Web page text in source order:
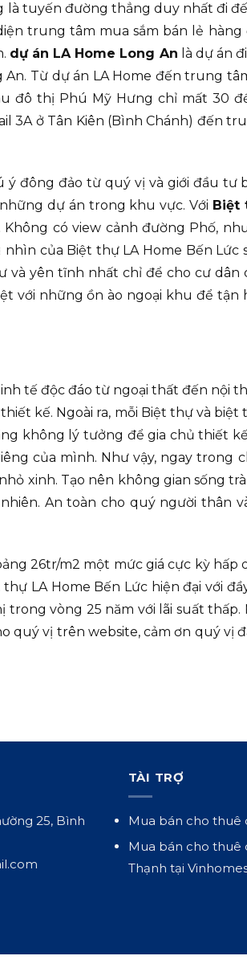
tuyến đường thẳng duy nhất đi
trung tâm mua sắm bán lẻ hàng
dự án LA Home Long An là dự án
Từ dự án LA Home đến trung
đô thị Phú Mỹ Hưng chỉ mất 30
ở Tân Kiên (Bình Chánh) đến
ý đông đảo từ quý vị và giới đầu tư
dự án trong khu vực. Với Biệt
có view cảnh đường Phố,
của Biệt thự LA Home Bến Lức
yên tĩnh nhất chỉ để cho cư dân
với những ồn ào ngoại khu để tận
tế độc đáo từ ngoại thất đến nội
kế. Ngoài ra, mỗi Biệt thự và biệt
không lý tưởng để gia chủ thiết
của mình. Như vậy, ngay trong
xinh. Tạo nên không gian sống
An toàn cho quý người thân
26tr/m2 một mức giá cực kỳ hấp
LA Home Bến Lức hiện đại với
vòng 25 năm với lãi suất thấp.
quý vị trên website, cảm ơn quý vị
25, Bình
TÀI TRỢ
Mua bán cho thuê
Mua bán cho thuê
Thạnh tại